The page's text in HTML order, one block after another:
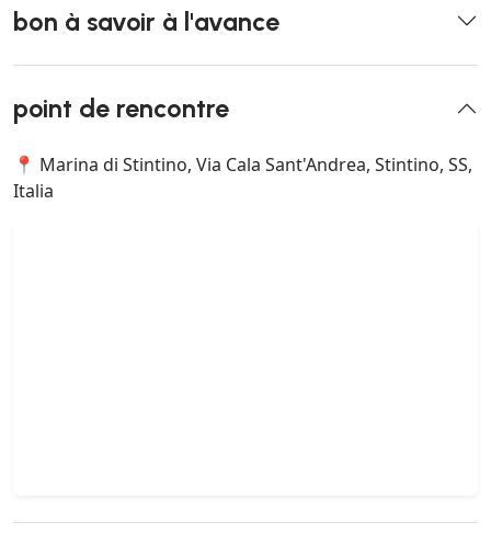
bon à savoir à l'avance
point de rencontre
📍 Marina di Stintino, Via Cala Sant'Andrea, Stintino, SS,
Italia